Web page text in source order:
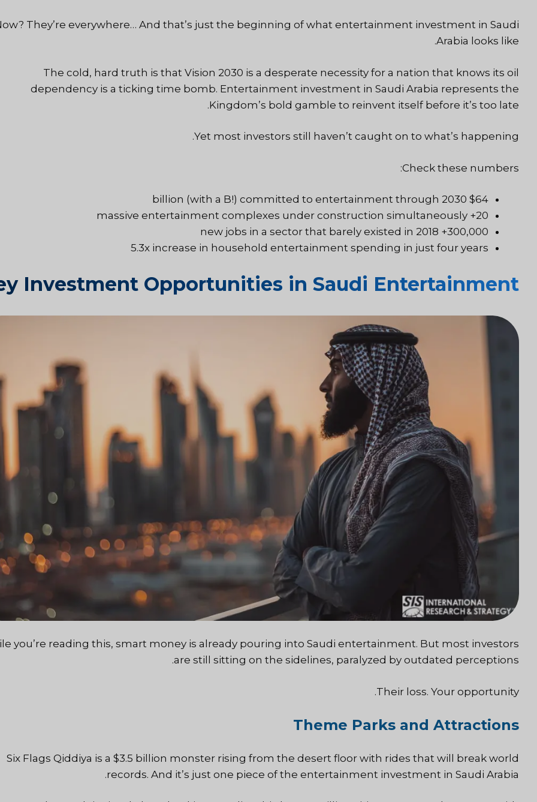
They’re everywhere… And that’s just the beginning of what entertainment investment in Saudi
Arabia looks like.
The cold, hard truth is that Vision 2030 is a desperate necessity for a nation that knows its oil
dependency is a ticking time bomb. Entertainment investment in Saudi Arabia represents the
Kingdom’s bold gamble to reinvent itself before it’s too late.
Yet most investors still haven’t caught on to what’s happening.
Check these numbers:
$64 billion (with a B!) committed to entertainment through 2030
20+ massive entertainment complexes under construction simultaneously
300,000+ new jobs in a sector that barely existed in 2018
5.3x increase in household entertainment spending in just four years
Investment Opportunities in Saudi Entertainment
you’re reading this, smart money is already pouring into Saudi entertainment. But most investors
are still sitting on the sidelines, paralyzed by outdated perceptions.
Their loss. Your opportunity.
Theme Parks and Attractions
Six Flags Qiddiya is a $3.5 billion monster rising from the desert floor with rides that will break world
records. And it’s just one piece of the entertainment investment in Saudi Arabia.